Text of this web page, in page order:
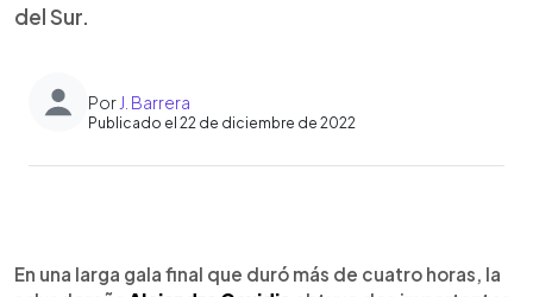
del Sur.
Por J. Barrera
Publicado el 22 de diciembre de 2022
► Escuchar artículo
En una larga gala final que duró más de cuatro horas, la